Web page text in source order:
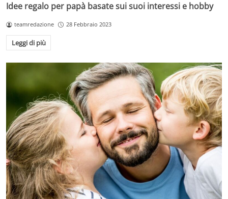
Idee regalo per papà basate sui suoi interessi e hobby
teamredazione 28 Febbraio 2023
Leggi di più